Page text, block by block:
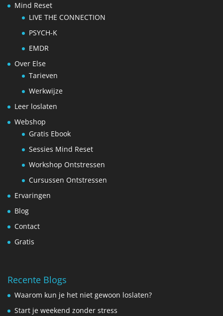
Mind Reset
LIVE THE CONNECTION
PSYCH-K
EMDR
Over Else
Tarieven
Werkwijze
Leer loslaten
Webshop
Gratis Ebook
Sessies Mind Reset
Workshop Ontstressen
Cursussen Ontstressen
Ervaringen
Blog
Contact
Gratis
Recente Blogs
Waarom kun je het niet gewoon loslaten?
Start je weekend zonder stress